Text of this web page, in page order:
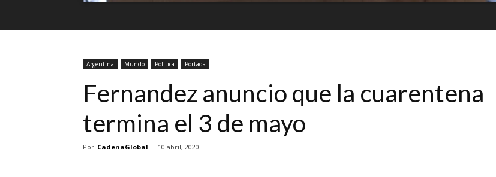
Argentina Mundo Política Portada
Fernandez anuncio que la cuarentena
termina el 3 de mayo
Por CadenaGlobal - 10 abril, 2020